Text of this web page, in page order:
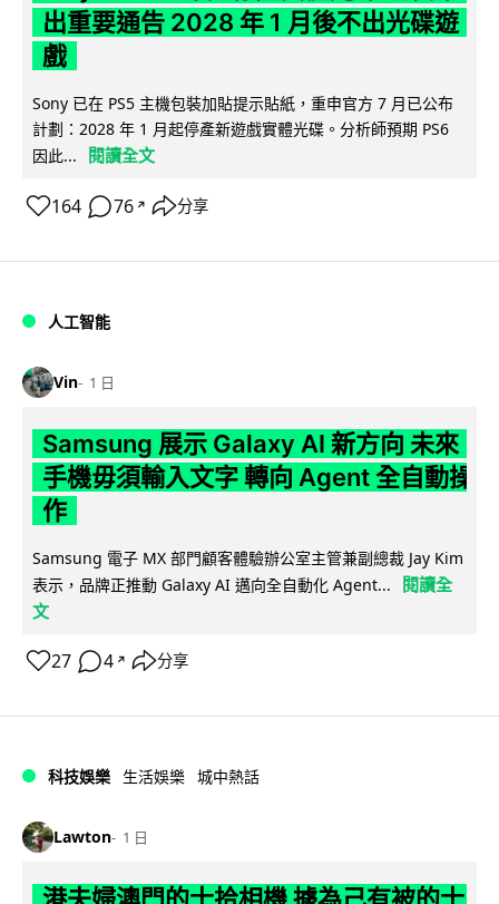
出重要通告 2028 年 1 月後不出光碟遊
戲
Sony 已在 PS5 主機包裝加貼提示貼紙，重申官方 7 月已公布
計劃：2028 年 1 月起停產新遊戲實體光碟。分析師預期 PS6
因此...
閱讀全文
164 76 ↗ 分享
人工智能
Vin 1 日
Samsung 展示 Galaxy AI 新方向 未來
手機毋須輸入文字 轉向 Agent 全自動操
作
Samsung 電子 MX 部門顧客體驗辦公室主管兼副總裁 Jay Kim
表示，品牌正推動 Galaxy AI 邁向全自動化 Agent...
閱讀全
文
27 4 ↗ 分享
科技娛樂 生活娛樂 城中熱話
Lawton 1 日
港夫婦澳門的士拾相機 據為己有被的士